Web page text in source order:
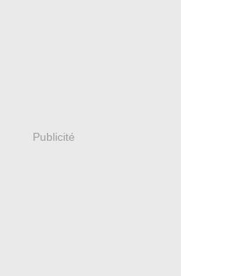
Publicité